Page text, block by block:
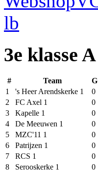
3e klasse A
# Team G
1
's Heer Arendskerke 1 0
2
FC Axel 1 0
3
Kapelle 1 0
4
De Meeuwen 1 0
5
MZC'11 1 0
6
Patrijzen 1 0
7
RCS 1 0
8
Serooskerke 1 0